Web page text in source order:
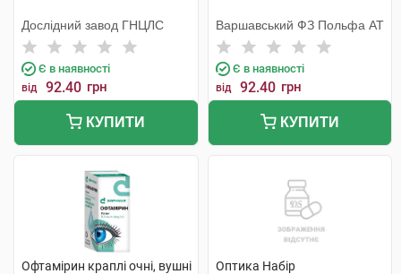
Дослідний завод ГНЦЛС
Є в наявності
від 92.40 грн
КУПИТИ
Варшавський ФЗ Польфа АТ
Є в наявності
від 92.40 грн
КУПИТИ
Офтамірин краплі очні, вушні
Оптика Набір